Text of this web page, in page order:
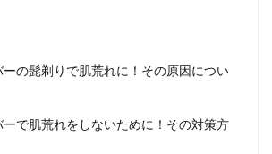
クリームが無くて髭剃りできない！
ーの髭剃りで肌荒れに！その原因につい
ーで肌荒れをしないために！その対策方